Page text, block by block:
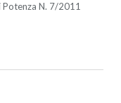
N. 7/2011